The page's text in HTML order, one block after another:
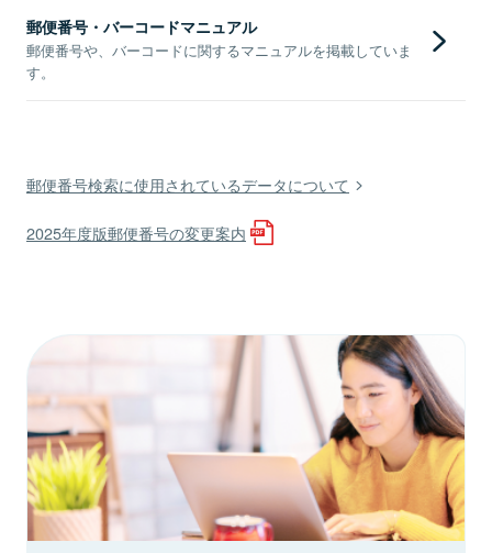
郵便番号・バーコードマニュアル
郵便番号や、バーコードに関するマニュアルを掲載していま
す。
郵便番号検索に使用されているデータについて
2025年度版郵便番号の変更案内